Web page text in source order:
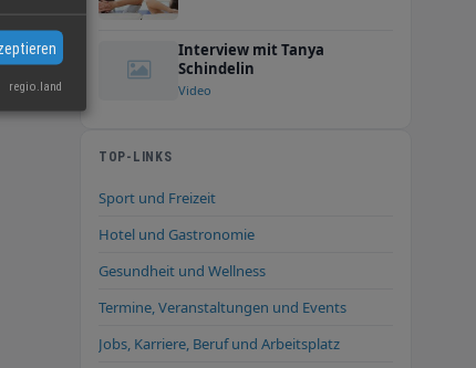
Interview mit Tanya
Schindelin
Video
TOP-LINKS
Sport und Freizeit
Hotel und Gastronomie
Gesundheit und Wellness
Termine, Veranstaltungen und Events
Jobs, Karriere, Beruf und Arbeitsplatz
regio.land